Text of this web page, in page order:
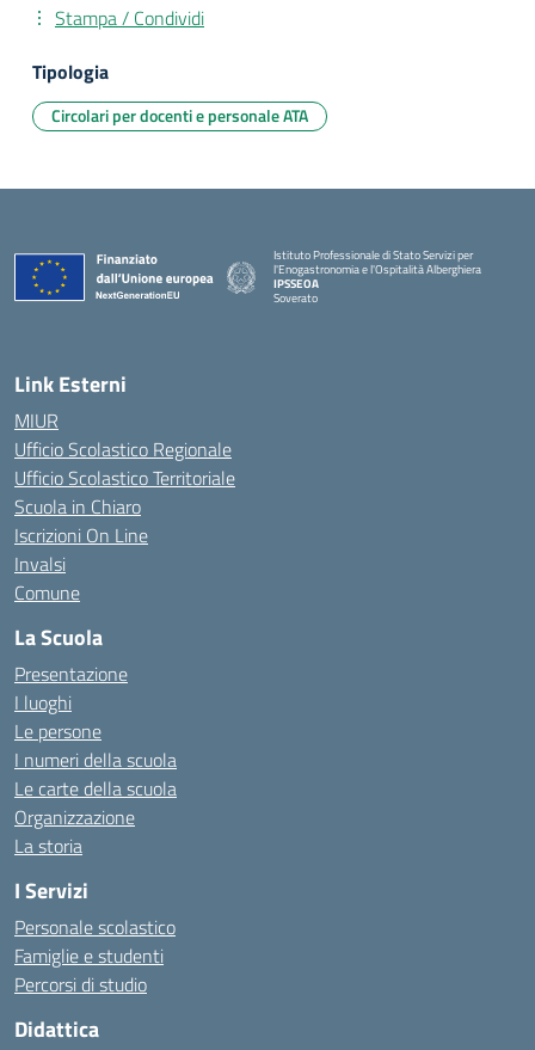
Stampa / Condividi
Tipologia
Circolari per docenti e personale ATA
Istituto Professionale di Stato Servizi per
l'Enogastronomia e l'Ospitalità Alberghiera
IPSSEOA
Soverato
Link Esterni
MIUR
Ufficio Scolastico Regionale
Ufficio Scolastico Territoriale
Scuola in Chiaro
Iscrizioni On Line
Invalsi
Comune
La Scuola
Presentazione
I luoghi
Le persone
I numeri della scuola
Le carte della scuola
Organizzazione
La storia
I Servizi
Personale scolastico
Famiglie e studenti
Percorsi di studio
Didattica